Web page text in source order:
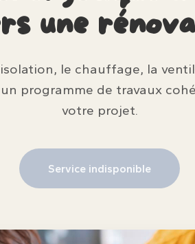
une
le chauffage, la
programme de travaux
votre projet.
Service indisponible